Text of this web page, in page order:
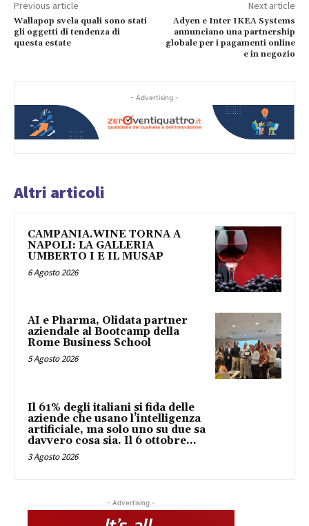
Previous article
Wallapop svela quali sono stati
gli oggetti di tendenza di
questa estate
Next article
Adyen e Inter IKEA Systems
annunciano una partnership
globale per i pagamenti online
e in negozio
- Advertising -
Altri articoli
CAMPANIA.WINE TORNA A
NAPOLI: LA GALLERIA
UMBERTO I E IL MUSAP
6 Agosto 2026
AI e Pharma, Olidata partner
aziendale al Bootcamp della
Rome Business School
5 Agosto 2026
Il 61% degli italiani si fida delle
aziende che usano l’intelligenza
artificiale, ma solo uno su due sa
davvero cosa sia. Il 6 ottobre...
3 Agosto 2026
- Advertising -